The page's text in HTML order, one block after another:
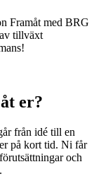
Framåt med BRG
tillväxt
er?
från idé till en
på kort tid. Ni får
och